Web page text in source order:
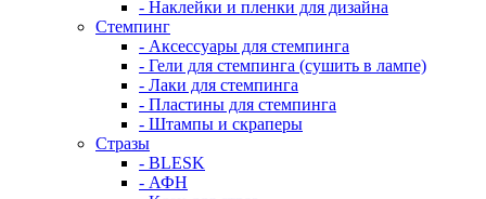
- Наклейки и пленки для дизайна
Стемпинг
- Аксессуары для стемпинга
- Гели для стемпинга (сушить в лампе)
- Лаки для стемпинга
- Пластины для стемпинга
- Штампы и скраперы
Стразы
- BLESK
- АФН